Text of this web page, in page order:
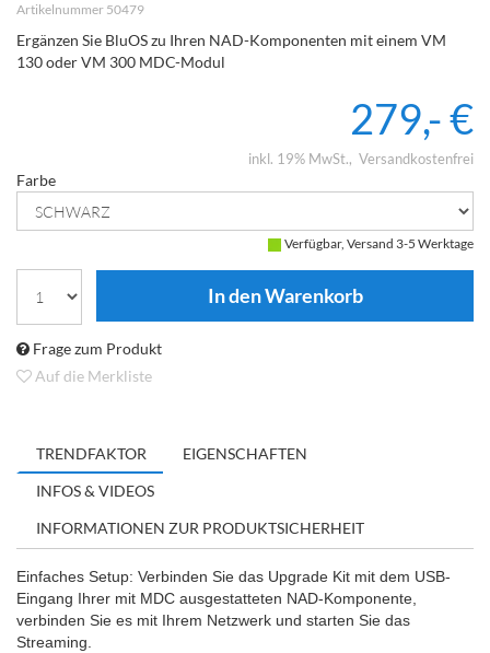
Artikelnummer 50479
Ergänzen Sie BluOS zu Ihren NAD-Komponenten mit einem VM
130 oder VM 300 MDC-Modul
279,- €
inkl. 19% MwSt. Versandkostenfrei
Farbe
Verfügbar, Versand 3-5 Werktage
Frage zum Produkt
Auf die Merkliste
TRENDFAKTOR
EIGENSCHAFTEN
INFOS & VIDEOS
INFORMATIONEN ZUR PRODUKTSICHERHEIT
Einfaches Setup: Verbinden Sie das Upgrade Kit mit dem USB-
Eingang Ihrer mit MDC ausgestatteten NAD-Komponente,
verbinden Sie es mit Ihrem Netzwerk und starten Sie das
Streaming.